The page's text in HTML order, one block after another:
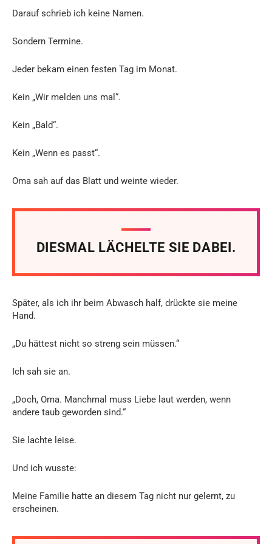
Darauf schrieb ich keine Namen.
Sondern Termine.
Jeder bekam einen festen Tag im Monat.
Kein „Wir melden uns mal“.
Kein „Bald“.
Kein „Wenn es passt“.
Oma sah auf das Blatt und weinte wieder.
DIESMAL LÄCHELTE SIE DABEI.
Später, als ich ihr beim Abwasch half, drückte sie meine
Hand.
„Du hättest nicht so streng sein müssen.“
Ich sah sie an.
„Doch, Oma. Manchmal muss Liebe laut werden, wenn
andere taub geworden sind.“
Sie lachte leise.
Und ich wusste:
Meine Familie hatte an diesem Tag nicht nur gelernt, zu
erscheinen.